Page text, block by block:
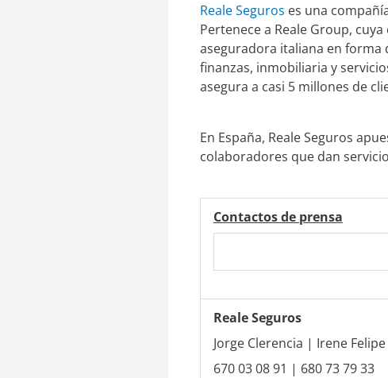
Reale Seguros es una
Pertenece a Reale Group,
aseguradora italiana en forma
finanzas, inmobiliaria y
asegura a casi 5 millones de
En España, Reale Seguros
colaboradores que dan
Contactos de prensa
Reale Seguros
Jorge Clerencia | Irene Felipe
670 03 08 91 | 680 73 79 33